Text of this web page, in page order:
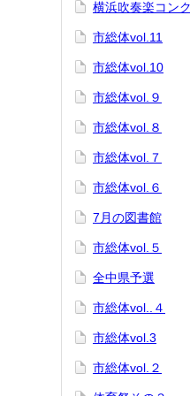
横浜吹奏楽コン
市総体vol.11
市総体vol.10
市総体vol.９
市総体vol.８
市総体vol.７
市総体vol.６
7月の図書館
市総体vol.５
全中県予選
市総体vol..４
市総体vol.3
市総体vol.２